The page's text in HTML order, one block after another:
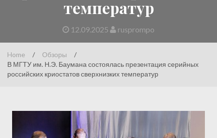
температур
12.09.2025 rusprompo
Home / Обзоры
/
В МГТУ им. Н.Э. Баумана состоялась презентация серийных
российских криостатов сверхнизких температур